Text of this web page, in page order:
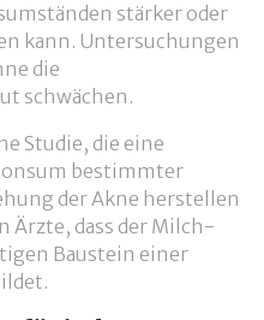
stärker oder
kann. Untersuchungen
die
schwächen.
Studie, die eine
bestimmter
der Akne herstellen
Ärzte, dass der Milch-
Baustein einer